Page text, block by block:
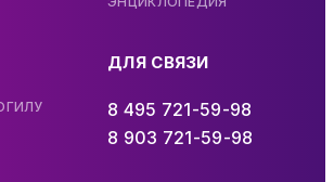
ДЛЯ СВЯЗИ
8 495 721-59-98
8 903 721-59-98